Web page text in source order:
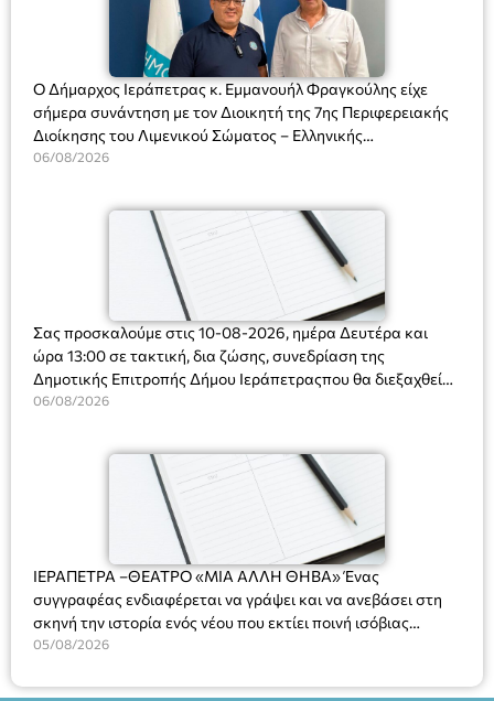
Ο Δήμαρχος Ιεράπετρας κ. Εμμανουήλ Φραγκούλης είχε
σήμερα συνάντηση με τον Διοικητή της 7ης Περιφερειακής
Διοίκησης του Λιμενικού Σώματος – Ελληνικής
Ακτοφυλακής (Λ.Σ.-ΕΛ.ΑΚΤ.), Αρχιπλοίαρχο Λ.Σ. κ. Ιωάννη
06/08/2026
Σας προσκαλούμε στις 10-08-2026, ημέρα Δευτέρα και
ώρα 13:00 σε τακτική, δια ζώσης, συνεδρίαση της
Δημοτικής Επιτροπής Δήμου Ιεράπετραςπου θα διεξαχθεί
στο Δημοτικό Κατάστημα, Δημοκρατίας 31 στην αίθουσα
και λήψη αποφάσεων στα παρακάτω θέματα:
06/08/2026
ΙΕΡΑΠΕΤΡΑ –ΘΕΑΤΡΟ «ΜΙΑ ΑΛΛΗ ΘΗΒΑ» Ένας
συγγραφέας ενδιαφέρεται να γράψει και να ανεβάσει στη
σκηνή την ιστορία ενός νέου που εκτίει ποινή ισόβιας
κάθειρξης για πατροκτονία. Ένα πολυβραβευμένο έργο για
ασθένεια, τον ερωτισμό. Ένα έργο αινιγματικό, συγκινητικό,
05/08/2026